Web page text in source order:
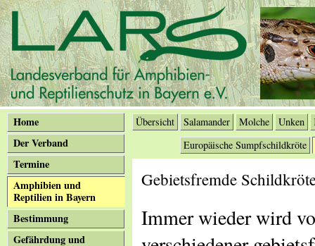
Home
Der Verband
Termine
Amphibien und
Reptilien in Bayern
Bestimmung
Gefährdung und
Übersicht Salamander Molche Unken
Europäische Sumpfschildkröte
Gebietsfremde
Immer wieder wird